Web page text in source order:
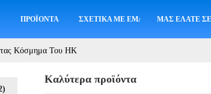
ΠΡΟΪΌΝΤΑ ΣΧΕΤΙΚΆ ΜΕ ΕΜΆΣ ΜΑΣ ΕΛΆΤΕ
Κόσμημα Του HK
Καλύτερα προϊόντα